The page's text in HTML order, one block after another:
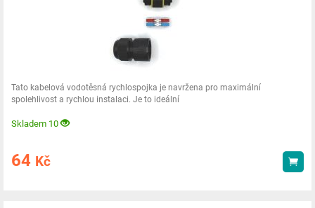
Tato kabelová vodotěsná rychlospojka je navržena pro maximální
spolehlivost a rychlou instalaci. Je to ideální
Skladem 10
64 Kč